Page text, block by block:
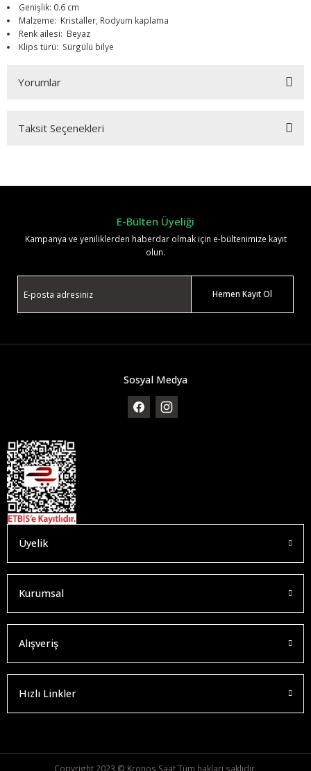
Genişlik: 0.6 cm
Malzeme: Kristaller, Rodyum kaplama
Renk ailesi: Beyaz
Klips türü: Sürgülü bilye
Yorumlar
Taksit Seçenekleri
E-Bülten Üyeliği
Kampanya ve yeniliklerden haberdar olmak için e-bültenimize kayıt
olun.
Hemen Kayıt Ol
Sosyal Medya
Üyelik
Kurumsal
Alışveriş
Hızlı Linkler
Copyright 2023 © Kronos Saat Tüm hakları saklıdır.